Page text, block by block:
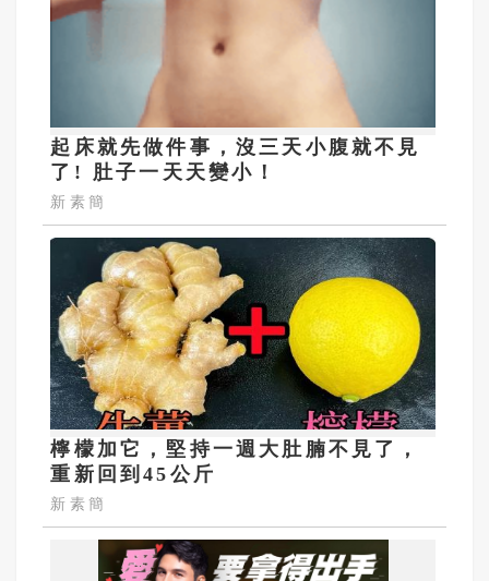
起床就先做件事，沒三天小腹就不見
了! 肚子一天天變小！
新素簡
檸檬加它，堅持一週大肚腩不見了，
重新回到45公斤
新素簡